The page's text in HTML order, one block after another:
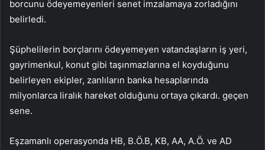
borcunu ödeyemeyenleri senet imzalamaya zorladığını
belirledi.
Şüphelilerin borçlarını ödeyemeyen vatandaşların iş yeri,
gayrimenkul, konut gibi taşınmazlarına el koyduğunu
belirleyen ekipler, zanlıların banka hesaplarında
milyonlarca liralık hareket olduğunu ortaya çıkardı. geçen
sene.
Eşzamanlı operasyonda HB, B.Ö.B, KB, AA, A.Ö. ve AD